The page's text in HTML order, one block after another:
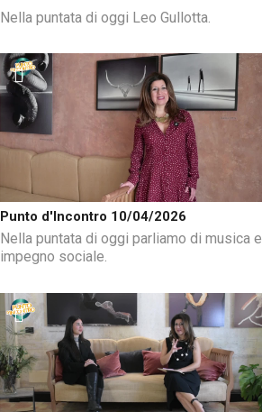
Nella puntata di oggi Leo Gullotta.
Punto d'Incontro 10/04/2026
Nella puntata di oggi parliamo di musica e
impegno sociale.